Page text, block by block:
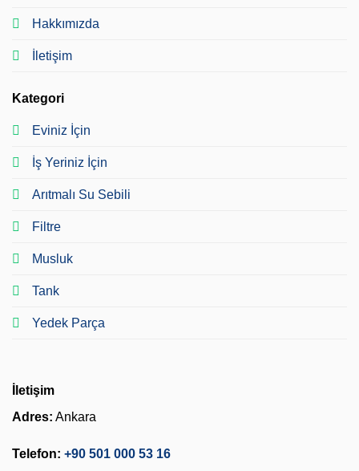
Hakkımızda
İletişim
Kategori
Eviniz İçin
İş Yeriniz İçin
Arıtmalı Su Sebili
Filtre
Musluk
Tank
Yedek Parça
İletişim
Adres: Ankara
Telefon: +90 501 000 53 16